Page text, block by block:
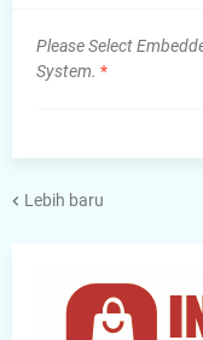
Please Select
System. *
Lebih baru